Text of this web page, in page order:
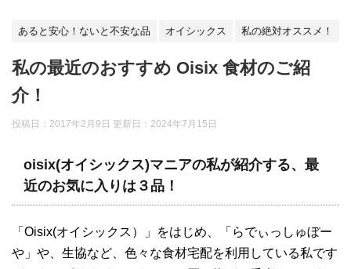
あると安心！ないと不安な品 オイシックス 私の絶対オススメ！
私の最近のおすすめ Oisix 食材のご紹
介！
投稿日：2017年2月9日 更新日： 2024年7月15日
oisix(オイシックス)マニアの私が紹介する、最
近のお気に入りは３品！
「Oisix(オイシックス）」をはじめ、「らでぃっしゅぼー
や」や、生協など、色々な食材宅配を利用している私です